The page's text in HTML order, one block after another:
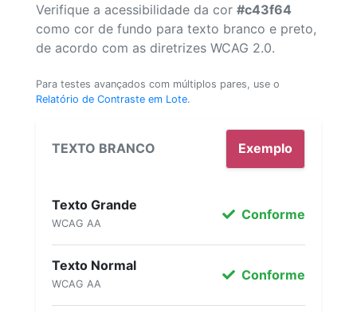
Verifique a acessibilidade da cor #c43f64
como cor de fundo para texto branco e preto,
de acordo com as diretrizes WCAG 2.0.
Para testes avançados com múltiplos pares, use o
Relatório de Contraste em Lote.
TEXTO BRANCO Exemplo
Texto Grande
WCAG AA
Conforme
Texto Normal
WCAG AA
Conforme